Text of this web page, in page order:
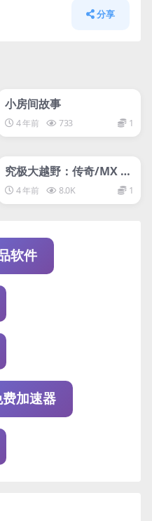
分享
小房间故事
4 年前 733 1
支持网络联机
究极大越野：传奇/MX vs
ATV Legends/支持网络
联机
4 年前 8.0K 1
软件
加速器